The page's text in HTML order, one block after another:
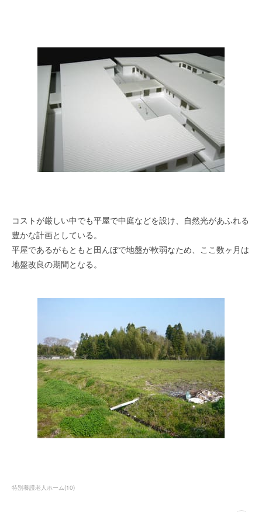
コストが厳しい中でも平屋で中庭などを設け、自然光があふれる
豊かな計画としている。
平屋であるがもともと田んぼで地盤が軟弱なため、ここ数ヶ月は
地盤改良の期間となる。
特別養護老人ホーム(10)